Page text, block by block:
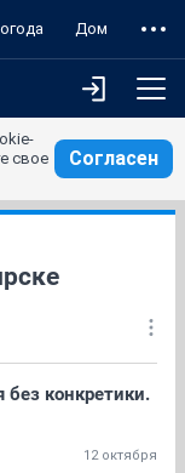
Дом
свое
Согласен
конкретики.
12 октября